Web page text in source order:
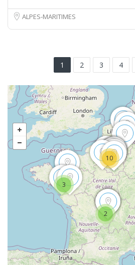
ALPES-MARITIMES
1 2 3 4
3
2
10